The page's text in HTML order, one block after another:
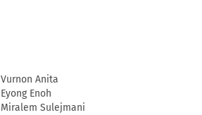
Vurnon Anita
Eyong Enoh
Miralem Sulejmani